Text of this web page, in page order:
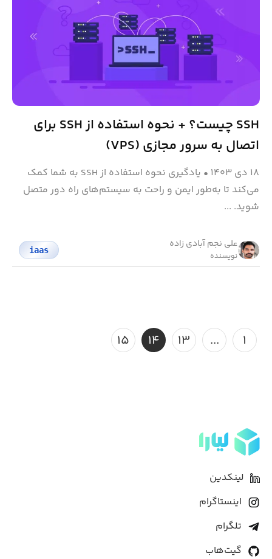
SSH چیست؟ + نحوه استفاده از SSH برای
اتصال به سرور مجازی (VPS)
۱۸ دی ۱۴۰۳ •
یادگیری نحوه استفاده از SSH به شما کمک
می‌کند تا به‌طور ایمن و راحت به سیستم‌های راه دور متصل
شوید. ...
علی نجم آبادی زاده
نویسنده
iaas
۱ ... ۱۳ ۱۴ ۱۵
لینکدین
اینستاگرام
تلگرام
گیت‌هاب